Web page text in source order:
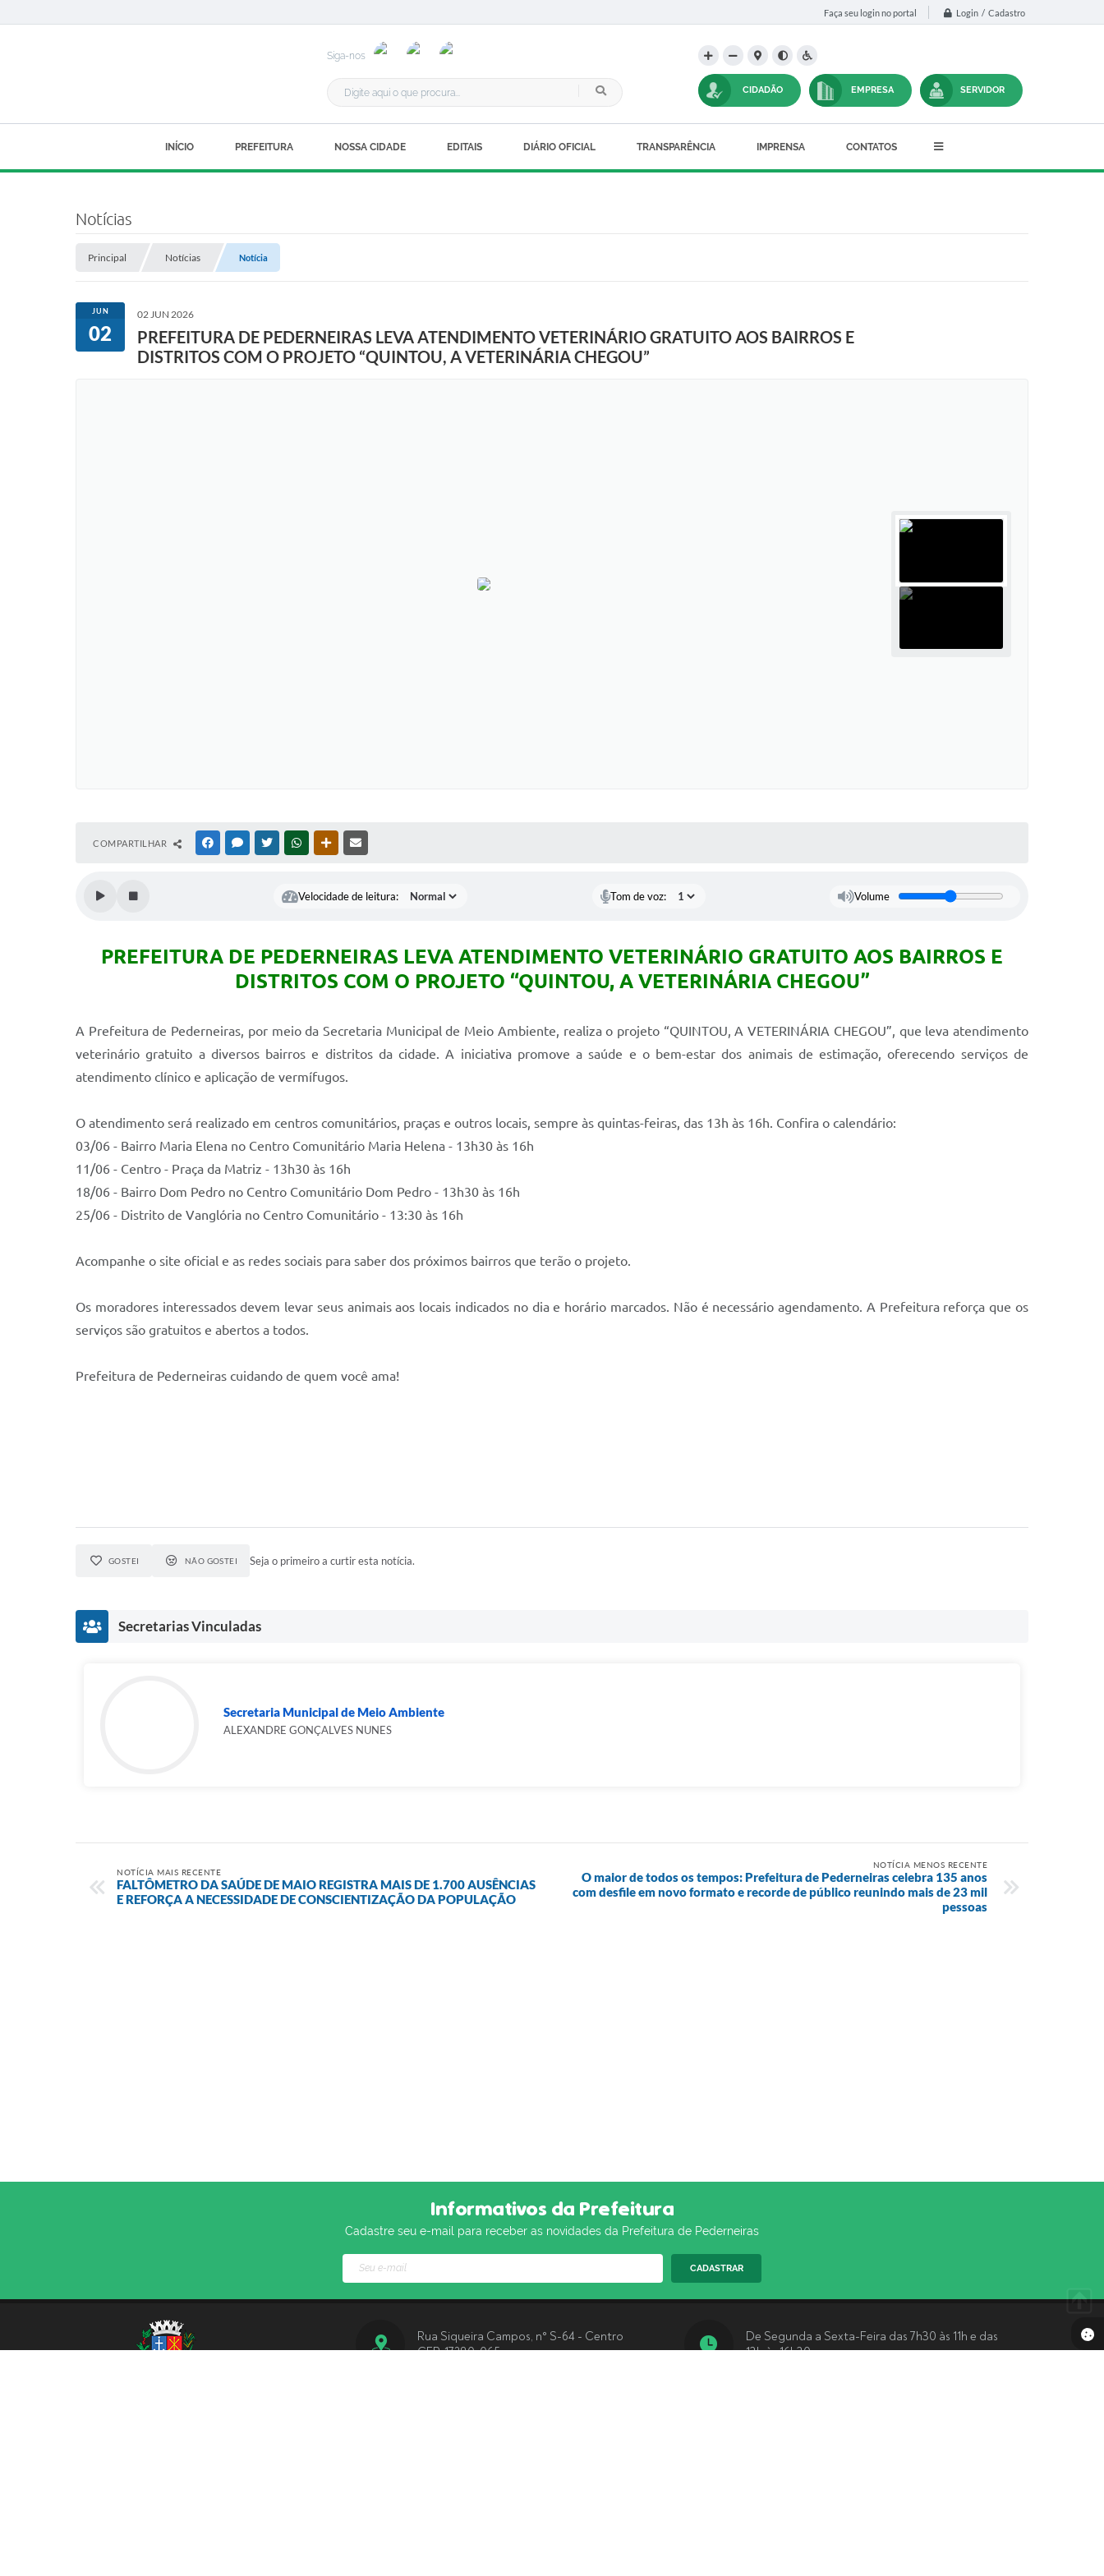
Faça seu login no portal Login / Cadastro
Siga-nos
CIDADÃO EMPRESA SERVIDOR
INÍCIO PREFEITURA NOSSA CIDADE EDITAIS DIÁRIO OFICIAL TRANSPARÊNCIA IMPRENSA CONTATOS
Notícias
Principal Notícias Notícia
JUN
02
02 JUN 2026
PREFEITURA DE PEDERNEIRAS LEVA ATENDIMENTO VETERINÁRIO GRATUITO AOS BAIRROS E
DISTRITOS COM O PROJETO “QUINTOU, A VETERINÁRIA CHEGOU”
COMPARTILHAR FACEBOOKMESSENGER
TWITTERWHATSAPPOUTRAS MÍDIAS
Velocidade de leitura: Tom de voz: Volume
PREFEITURA DE PEDERNEIRAS LEVA ATENDIMENTO VETERINÁRIO GRATUITO AOS BAIRROS E
DISTRITOS COM O PROJETO “QUINTOU, A VETERINÁRIA CHEGOU”
A Prefeitura de Pederneiras, por meio da Secretaria Municipal de Meio Ambiente, realiza o projeto “QUINTOU, A VETERINÁRIA CHEGOU”, que leva atendimento
veterinário gratuito a diversos bairros e distritos da cidade. A iniciativa promove a saúde e o bem-estar dos animais de estimação, oferecendo serviços de
atendimento clínico e aplicação de vermífugos.
O atendimento será realizado em centros comunitários, praças e outros locais, sempre às quintas-feiras, das 13h às 16h. Confira o calendário:
03/06 - Bairro Maria Elena no Centro Comunitário Maria Helena - 13h30 às 16h
11/06 - Centro - Praça da Matriz - 13h30 às 16h
18/06 - Bairro Dom Pedro no Centro Comunitário Dom Pedro - 13h30 às 16h
25/06 - Distrito de Vanglória no Centro Comunitário - 13:30 às 16h
Acompanhe o site oficial e as redes sociais para saber dos próximos bairros que terão o projeto.
Os moradores interessados devem levar seus animais aos locais indicados no dia e horário marcados. Não é necessário agendamento. A Prefeitura reforça que os
serviços são gratuitos e abertos a todos.
Prefeitura de Pederneiras cuidando de quem você ama!
GOSTEI NÃO GOSTEI Seja o primeiro a curtir esta notícia.
Secretarias Vinculadas
Secretaria Municipal de Meio Ambiente
ALEXANDRE GONÇALVES NUNES
NOTÍCIA MAIS RECENTE
FALTÔMETRO DA SAÚDE DE MAIO REGISTRA MAIS DE 1.700 AUSÊNCIAS
E REFORÇA A NECESSIDADE DE CONSCIENTIZAÇÃO DA POPULAÇÃO
NOTÍCIA MENOS RECENTE
O maior de todos os tempos: Prefeitura de Pederneiras celebra 135 anos
com desfile em novo formato e recorde de público reunindo mais de 23 mil
pessoas
Informativos da Prefeitura
Cadastre seu e-mail para receber as novidades da Prefeitura de Pederneiras
CADASTRAR
Rua Siqueira Campos, n° S-64 - Centro
CEP: 17280-065
De Segunda a Sexta-Feira das 7h30 às 11h e das
13h às 16h30